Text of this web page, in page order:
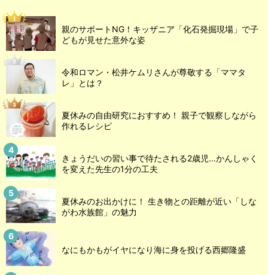
親のサポートNG！キッザニア「化石発掘現場」で子
どもが見せた意外な姿
令和ロマン・松井ケムリさんが尊敬する「ママタ
レ」とは？
夏休みの自由研究におすすめ！ 親子で観察しながら
作れるレシピ
きょうだいの習い事で待たされる2歳児...かんしゃく
を変えた先生の1分の工夫
夏休みのお出かけに！ 生き物との距離が近い「しな
がわ水族館」の魅力
なにもかもがイヤになり海に身を投げる西郷隆盛